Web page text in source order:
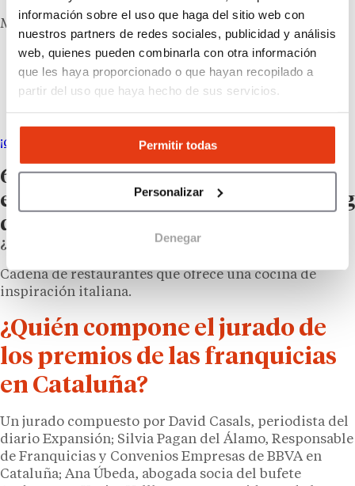
información sobre el uso que haga del sitio web con
nuestros partners de redes sociales, publicidad y análisis
web, quienes pueden combinarla con otra información
que les haya proporcionado o que hayan recopilado a
partir del uso que haya hecho de sus servicios.
Permitir todas
Personalizar
Denegar
Marca española líder global en reformas
Construcción y Reformas
106 locales
Capital propio: 50.000 €
¡quiero más información!
6 – Grupo La Mafia, premio al mejor
equipo de expansión o de marketing
de franquicias
¿Qué es La Mafia?
Cadena de restaurantes que ofrece una cocina de
inspiración italiana.
¿Quién compone el jurado de
los premios de las franquicias
en Cataluña?
Un jurado compuesto por David Casals, periodista del
diario Expansión; Silvia Pagan del Álamo, Responsable
de Franquicias y Convenios Empresas de BBVA en
Cataluña; Ana Úbeda, abogada socia del bufete